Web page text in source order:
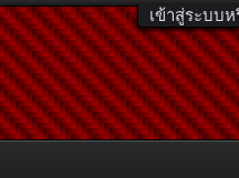
เข้าสู่ระบบ